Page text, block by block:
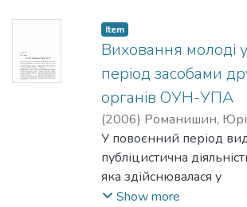
прикладами і
розвитку. З проекцією
пострадянський простір
представлені
європейська та
азіатська моделі
Item
Виховання молоді
період засобами
органів ОУН-УПА
(2006) Романишин,
У повоєнний період
публіцистична
яка здійснювалася у
публіцистичних статтях,
Show more